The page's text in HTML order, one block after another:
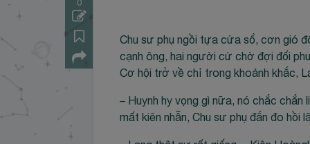
0
Chu sư phụ ngồi tựa cửa sổ, cơn gió
cạnh ông, hai người cứ chờ đợi đối
Cơ hội trở về chỉ trong khoảnh khắc,
– Huynh hy vọng gì nữa, nó chắc
mất kiên nhẫn, Chu sư phụ đắn đo hồi